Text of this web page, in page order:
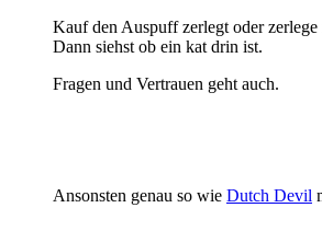
Kauf den Auspuff zerlegt oder
Dann siehst ob ein kat drin ist.
Fragen und Vertrauen geht auch.
Ansonsten genau so wie Dutch Devil